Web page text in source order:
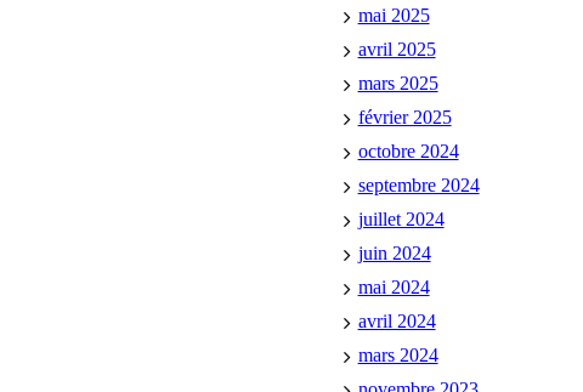
mai 2025
avril 2025
mars 2025
février 2025
octobre 2024
septembre 2024
juillet 2024
juin 2024
mai 2024
avril 2024
mars 2024